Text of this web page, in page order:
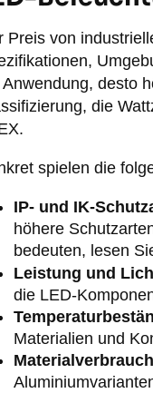
Preis von
Anwendung, desto
die
spielen die
IP- und IK-
höhere
bedeuten, lesen
Leistung und
die LED-
Materialien und
Materialverbrauch